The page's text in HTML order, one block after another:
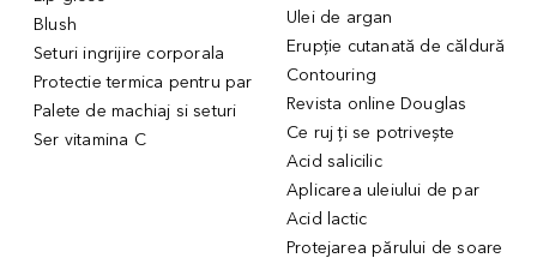
Blush
Seturi ingrijire corporala
Protectie termica pentru par
Palete de machiaj si seturi
Ser vitamina C
Ulei de argan
Erupție cutanată de căldură
Contouring
Revista online Douglas
Ce ruj ți se potrivește
Acid salicilic
Aplicarea uleiului de par
Acid lactic
Protejarea părului de soare